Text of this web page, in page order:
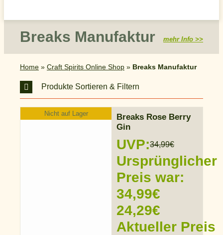
Breaks Manufaktur mehr Info >>
Home» Craft Spirits Online Shop» Breaks Manufaktur
Produkte Sortieren & Filtern
Nicht auf Lager
Breaks Rose Berry
Gin
UVP:34,99€
Ursprünglicher
Preis war:
34,99€
24,29€
Aktueller Preis